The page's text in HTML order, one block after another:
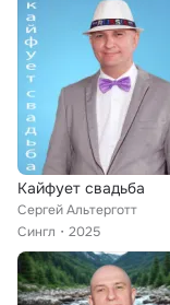
Кайфует свадьба
Сергей Альтерготт
Сингл
2025